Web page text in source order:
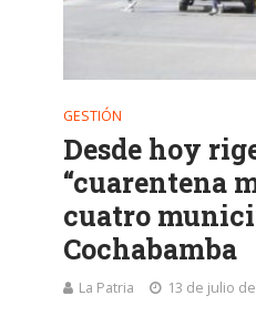
GESTIÓN
Desde hoy
“cuarentena
cuatro
Cochabamba
La Patria 13 de julio